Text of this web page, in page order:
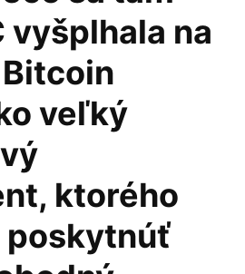
vyšplhala na
veľký
ktorého
poskytnúť